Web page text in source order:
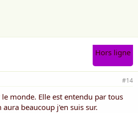
Hors ligne
#14
monde. Elle est entendu par tous
beaucoup j'en suis sur.